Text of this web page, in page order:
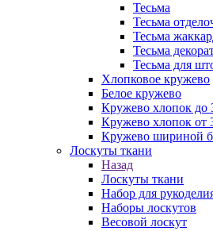
Тесьма
Тесьма
Тесьма
Тесьма
Тесьма для
Хлопковое кружево
Белое кружево
Кружево хлопок до
Кружево хлопок от
Кружево шириной
Лоскуты ткани
Назад
Лоскуты ткани
Набор для
Наборы лоскутов
Весовой лоскут